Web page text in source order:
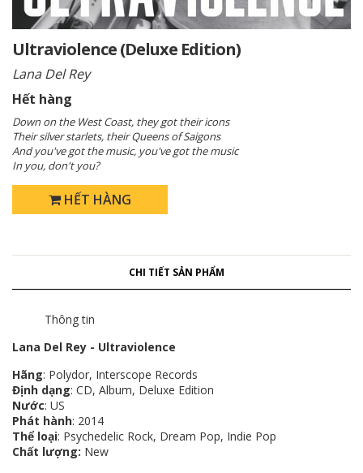
Ultraviolence (Deluxe Edition)
Lana Del Rey
Hết hàng
Down on the West Coast, they got their icons
Their silver starlets, their Queens of Saigons
And you've got the music, you've got the music
In you, don't you?
HẾT HÀNG
CHI TIẾT SẢN PHẨM
Thông tin
Lana Del Rey - Ultraviolence
Hãng: Polydor, Interscope Records
Định dạng: CD, Album, Deluxe Edition
Nước: US
Phát hành: 2014
Thể loại: Psychedelic Rock, Dream Pop, Indie Pop
Chất lượng: New